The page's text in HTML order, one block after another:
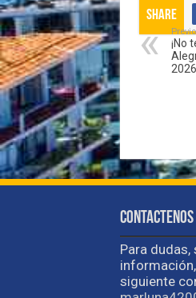
Share
¡No
Contactenos
Para
siguiente